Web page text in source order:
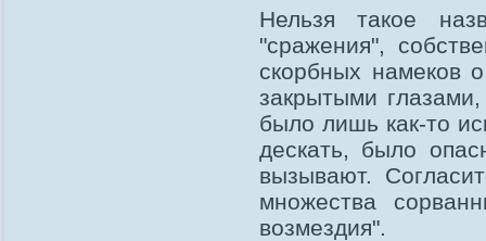
Нельзя такое
"сражения",
скорбных намеков
закрытыми
было лишь как-то
дескать, было
вызывают.
множества
возмездия".